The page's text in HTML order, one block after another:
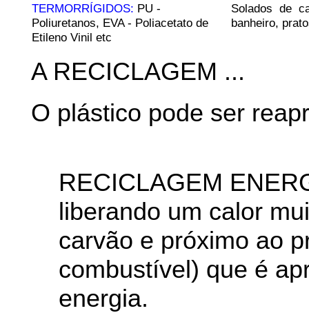
TERMORRÍGIDOS: PU -
Poliuretanos, EVA - Poliacetato de
Etileno Vinil etc
Solados de
banheiro,
A RECICLAGEM ...
O plástico pode ser
RECICLAGEM
liberando um calor
carvão e próximo ao
combustível) que é
energia.